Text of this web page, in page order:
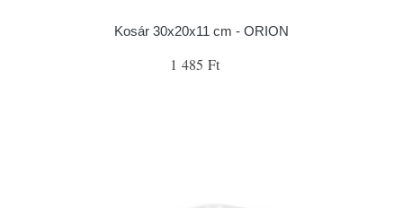
Kosár 30x20x11 cm - ORION
1 485 Ft